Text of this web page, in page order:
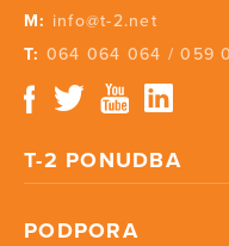
M: info@t-2.net
T: 064 064 064 /059
T-2 PONUDBA
PODPORA